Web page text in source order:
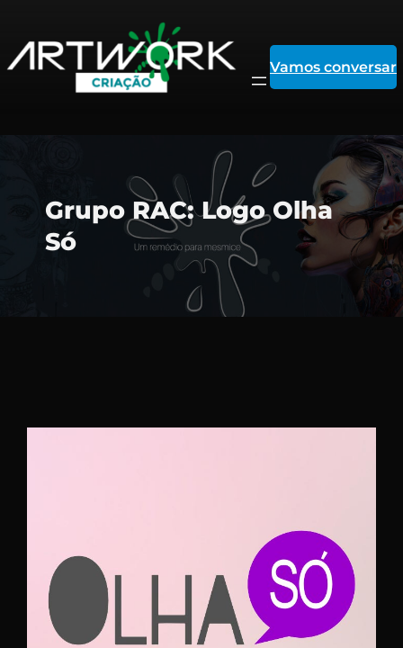
para
Vamos conversar
Grupo RAC: Logo Olha
Só